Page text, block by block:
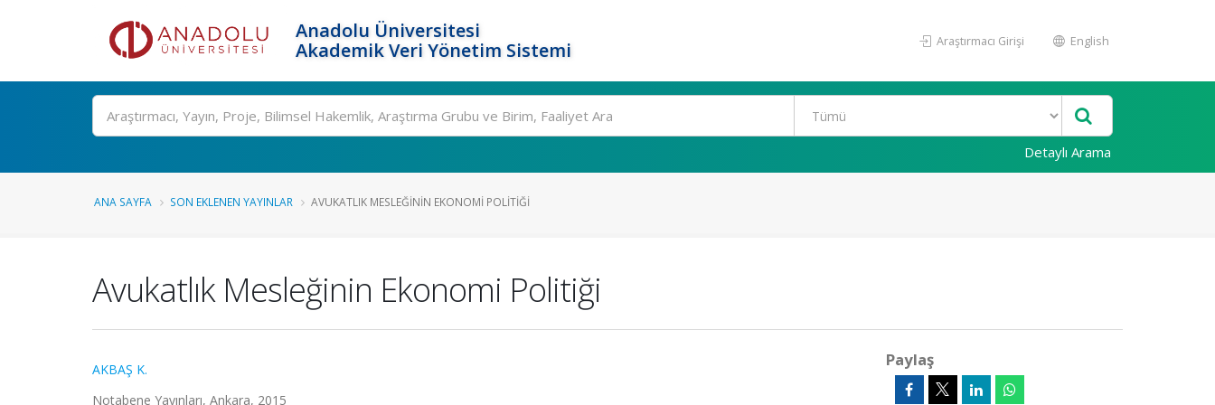
Anadolu Üniversitesi
Akademik Veri Yönetim Sistemi
Araştırmacı Girişi English
Ara
Detaylı Arama
ANA SAYFA SON EKLENEN YAYINLAR AVUKATLIK MESLEĞININ EKONOMI POLITIĞI
Avukatlık Mesleğinin Ekonomi Politiği
AKBAŞ K.
Notabene Yayınları, Ankara, 2015
Paylaş